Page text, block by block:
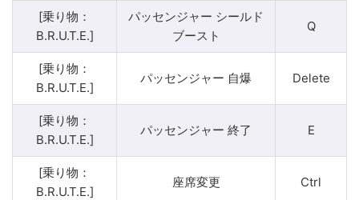
[乗り物：
B.R.U.T.E.]
パッセンジャー シールド
ブースト
Q
[乗り物：
B.R.U.T.E.]
パッセンジャー 自爆 Delete
[乗り物：
B.R.U.T.E.]
パッセンジャー 終了 E
[乗り物：
B.R.U.T.E.]
座席変更 Ctrl